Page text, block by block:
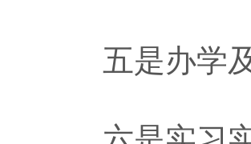
五是办学及